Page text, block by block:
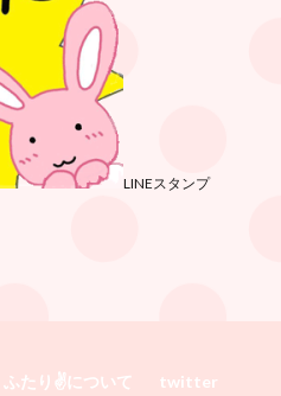
LINEスタンプ
ふたり✌️について
twitter